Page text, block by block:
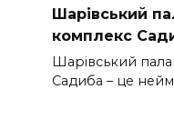
Шарівський
комплекс
Шарівський
Садиба – це